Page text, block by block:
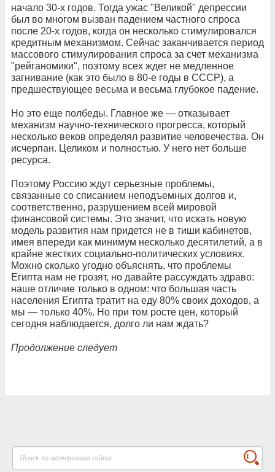
начало 30-х годов. Тогда ужас "Великой" депрессии
был во многом вызван падением частного спроса
после 20-х годов, когда он несколько стимулировался
кредитным механизмом. Сейчас заканчивается период
массового стимулирования спроса за счет механизма
"рейганомики", поэтому всех ждет не медленное
загнивание (как это было в 80-е годы в СССР), а
предшествующее весьма и весьма глубокое падение.
Но это еще полбеды. Главное же — отказывает
механизм научно-технического прогресса, который
несколько веков определял развитие человечества. Он
исчерпан. Целиком и полностью. У него нет больше
ресурса.
Поэтому Россию ждут серьезные проблемы,
связанные со списанием неподъемных долгов и,
соответственно, разрушением всей мировой
финансовой системы. Это значит, что искать новую
модель развития нам придется не в тиши кабинетов,
имея впереди как минимум несколько десятилетий, а в
крайне жестких социально-политических условиях.
Можно сколько угодно объяснять, что проблемы
Египта нам не грозят, но давайте рассуждать здраво:
наше отличие только в одном: что большая часть
населения Египта тратит на еду 80% своих доходов, а
мы — только 40%. Но при том росте цен, который
сегодня наблюдается, долго ли нам ждать?
Продолжение следует